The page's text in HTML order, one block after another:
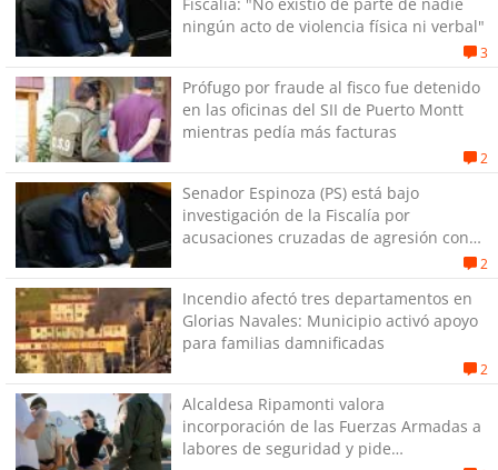
ningún acto de violencia física ni verbal"
3
Prófugo por fraude al fisco fue detenido
en las oficinas del SII de Puerto Montt
mientras pedía más facturas
2
Senador Espinoza (PS) está bajo
investigación de la Fiscalía por
acusaciones cruzadas de agresión con
2
Incendio afectó tres departamentos en
Glorias Navales: Municipio activó apoyo
para familias damnificadas
2
Alcaldesa Ripamonti valora
incorporación de las Fuerzas Armadas a
labores de seguridad y pide